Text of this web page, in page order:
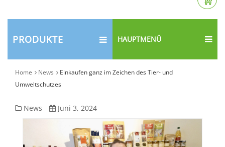
PRODUKTE HAUPTMENÜ
Home News
Einkaufen ganz im Zeichen des Tier- und
Umweltschutzes
Einkaufen
ganz
News Juni 3, 2024